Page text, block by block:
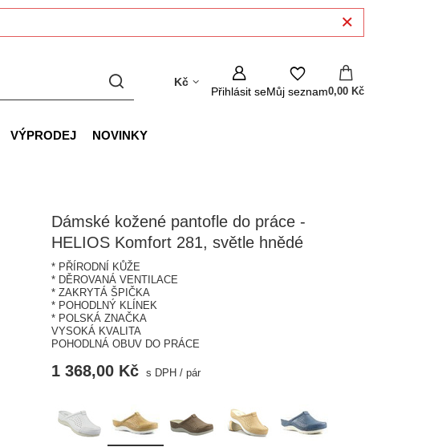
Kč
Přihlásit seMůj seznam0,00 Kč
VÝPRODEJ NOVINKY
Dámské kožené pantofle do práce -
HELIOS Komfort 281, světle hnědé
* PŘÍRODNÍ KŮŽE
* DĚROVANÁ VENTILACE
* ZAKRYTÁ ŠPIČKA
* POHODLNÝ KLÍNEK
* POLSKÁ ZNAČKA
VYSOKÁ KVALITA
POHODLNÁ OBUV DO PRÁCE
1 368,00 Kč s DPH /pár